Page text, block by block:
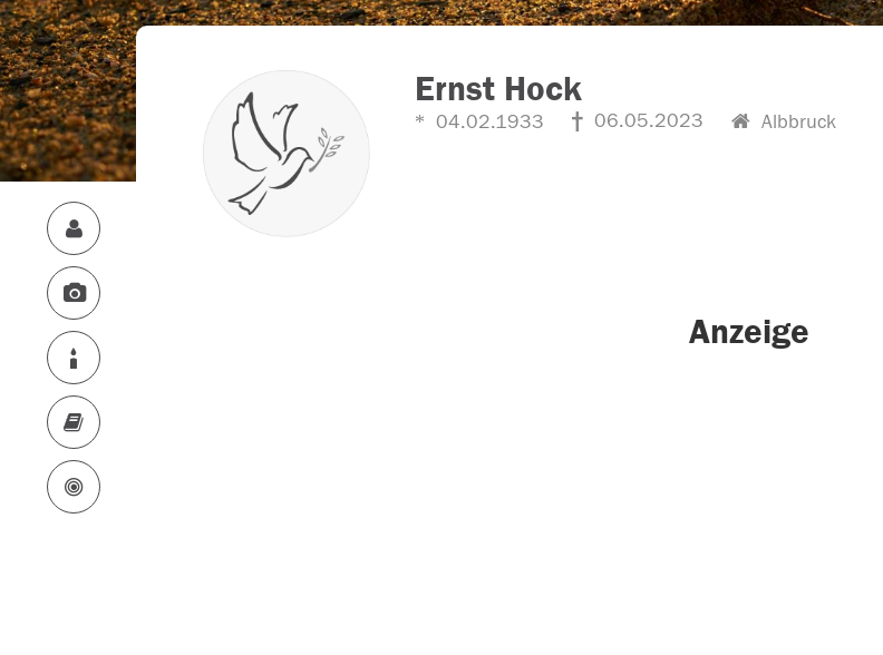
Ernst Hock
04.02.1933 06.05.2023 Albbruck
Anzeige